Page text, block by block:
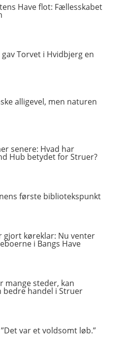
Have flot: Fællesskabet
Torvet i Hvidbjerg en
alligevel, men naturen
senere: Hvad har
Hub betydet for Struer?
første bibliotekspunkt
gjort køreklar: Nu venter
i Bangs Have
mange steder, kan
bedre handel i Struer
var et voldsomt løb.”